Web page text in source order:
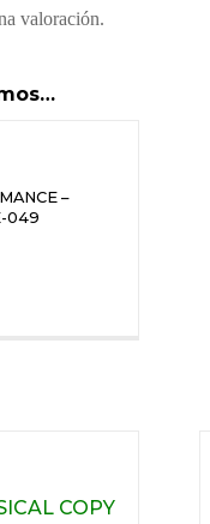
valoración.
–
049
COPY